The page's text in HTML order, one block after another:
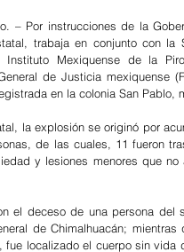
– Por instrucciones de la
trabaja en conjunto con la
Instituto Mexiquense de la
de Justicia mexiquense
en la colonia San Pablo,
la explosión se originó por
de las cuales, 11 fueron
y lesiones menores que
el deceso de una persona del
de Chimalhuacán;
localizado el cuerpo sin vida